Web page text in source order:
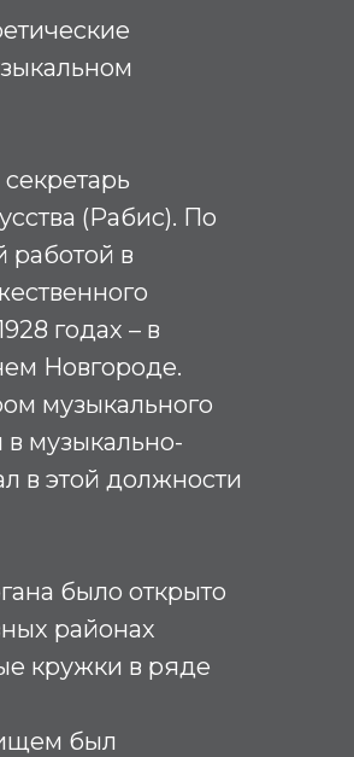
секретарь
(Рабис). По
работой в
годах – в
Новгороде.
музыкального
в музыкально-
в этой должности
было открыто
районах
кружки в ряде
был